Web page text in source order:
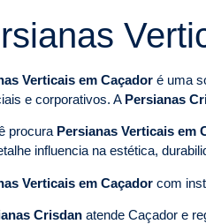
Verticais em Caçador é uma
e corporativos. A Persianas
procura Persianas Verticais em
influencia na estética,
Verticais em Caçador com
Crisdan atende Caçador e